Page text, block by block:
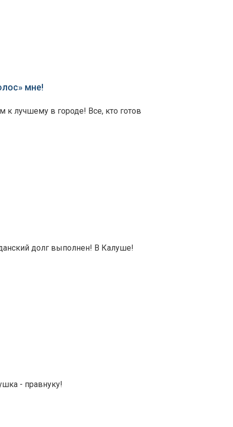
мне!
лучшему в городе! Все, кто готов
долг выполнен! В Калуше!
- правнуку!